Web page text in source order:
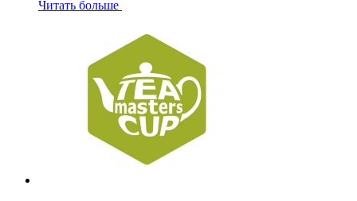
Читать больше